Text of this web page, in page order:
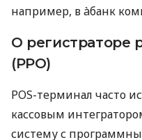
например, в àбанк
О регистраторе
(РРО)
POS-терминал часто
кассовым
систему с